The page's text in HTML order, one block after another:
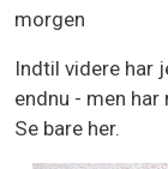
morgen
Indtil videre har
endnu - men
Se bare her.